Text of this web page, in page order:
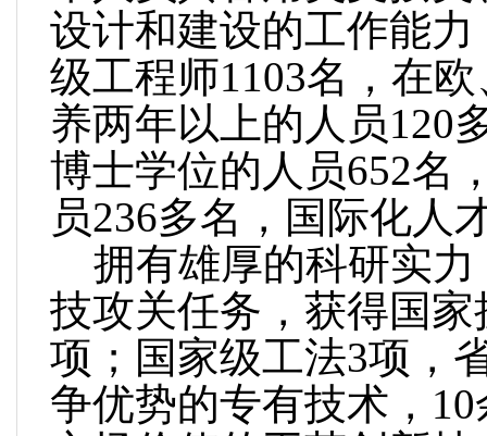
设计和建设的工作能
级工程师1103名，在
养两年以上的人员120
博士学位的人员652名
员236多名，国际化人
拥有雄厚的科研实力
技攻关任务，获得国
项；国家级工法3项，
争优势的专有技术，